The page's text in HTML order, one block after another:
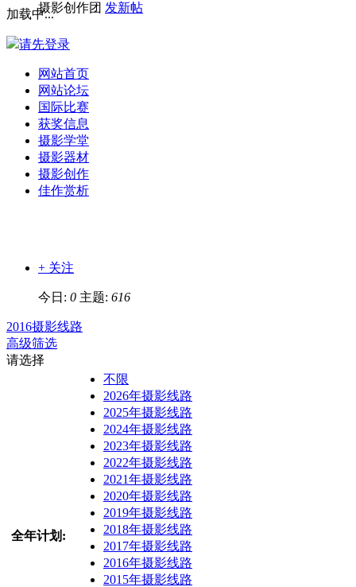
加载中...
请先登录
网站首页
网站论坛
国际比赛
获奖信息
摄影学堂
摄影器材
摄影创作
佳作赏析
摄影创作团 发新帖
+ 关注
今日: 0 主题: 616
2016摄影线路
高级筛选
请选择
全年计划:
不限
2026年摄影线路
2025年摄影线路
2024年摄影线路
2023年摄影线路
2022年摄影线路
2021年摄影线路
2020年摄影线路
2019年摄影线路
2018年摄影线路
2017年摄影线路
2016年摄影线路
2015年摄影线路